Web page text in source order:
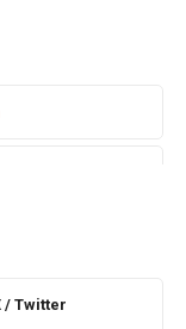
/ Twitter